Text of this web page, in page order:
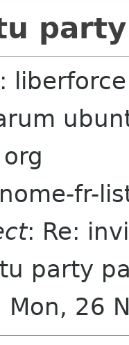
:
fr-
: Re:
party
Mon, 26